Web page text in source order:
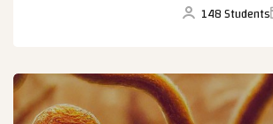
148 Students